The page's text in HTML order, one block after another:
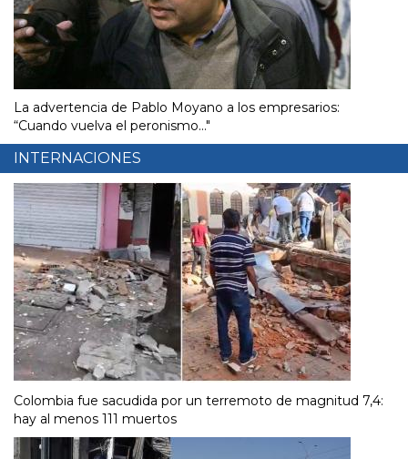
La advertencia de Pablo Moyano a los empresarios:
“Cuando vuelva el peronismo..."
INTERNACIONES
Colombia fue sacudida por un terremoto de magnitud 7,4:
hay al menos 111 muertos